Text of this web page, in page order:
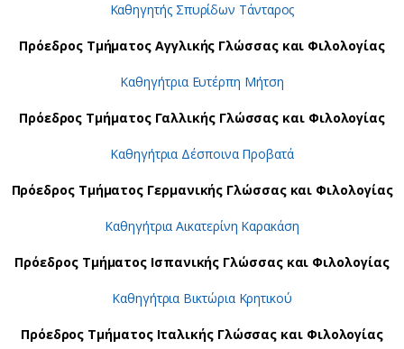
Καθηγητής Σπυρίδων Τάνταρος
Πρόεδρος Τμήματος Αγγλικής Γλώσσας και Φιλολογίας
Καθηγήτρια Ευτέρπη Μήτση
Πρόεδρος Τμήματος Γαλλικής Γλώσσας και Φιλολογίας
Καθηγήτρια Δέσποινα Προβατά
Πρόεδρος Τμήματος Γερμανικής Γλώσσας και Φιλολογίας
Καθηγήτρια Αικατερίνη Καρακάση
Πρόεδρος Τμήματος Ισπανικής Γλώσσας και Φιλολογίας
Καθηγήτρια Βικτώρια Κρητικού
Πρόεδρος Τμήματος Ιταλικής Γλώσσας και Φιλολογίας